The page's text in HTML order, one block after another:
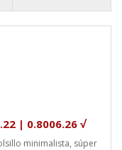
| 0.8006.26 √
minimalista, súper